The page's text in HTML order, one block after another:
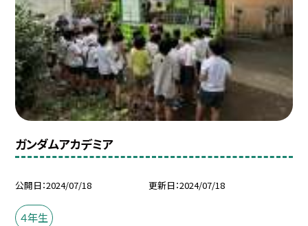
ガンダムアカデミア
公開日 2024/07/18 更新日 2024/07/18
４年生